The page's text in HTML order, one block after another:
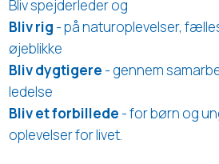
Bliv spejderleder og
Bliv rig - på naturoplevelser,
øjeblikke
Bliv dygtigere - gennem
ledelse
Bliv et forbillede - for børn og
oplevelser for livet.